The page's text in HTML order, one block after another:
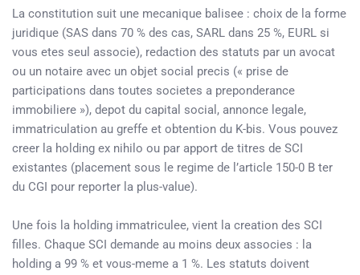
La constitution suit une mecanique balisee : choix de la forme
juridique (SAS dans 70 % des cas, SARL dans 25 %, EURL si
vous etes seul associe), redaction des statuts par un avocat
ou un notaire avec un objet social precis (« prise de
participations dans toutes societes a preponderance
immobiliere »), depot du capital social, annonce legale,
immatriculation au greffe et obtention du K-bis. Vous pouvez
creer la holding ex nihilo ou par apport de titres de SCI
existantes (placement sous le regime de l’article 150-0 B ter
du CGI pour reporter la plus-value).
Une fois la holding immatriculee, vient la creation des SCI
filles. Chaque SCI demande au moins deux associes : la
holding a 99 % et vous-meme a 1 %. Les statuts doivent